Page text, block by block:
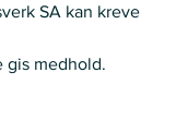
SA kan kreve
gis medhold.